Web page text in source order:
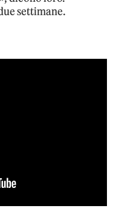
settimane.